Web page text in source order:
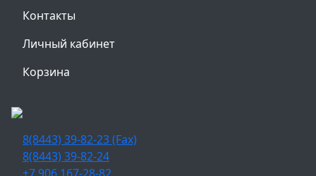
Контакты
Личный кабинет
Корзина
8(8443) 39-82-23 (Fax)
8(8443) 39-82-24